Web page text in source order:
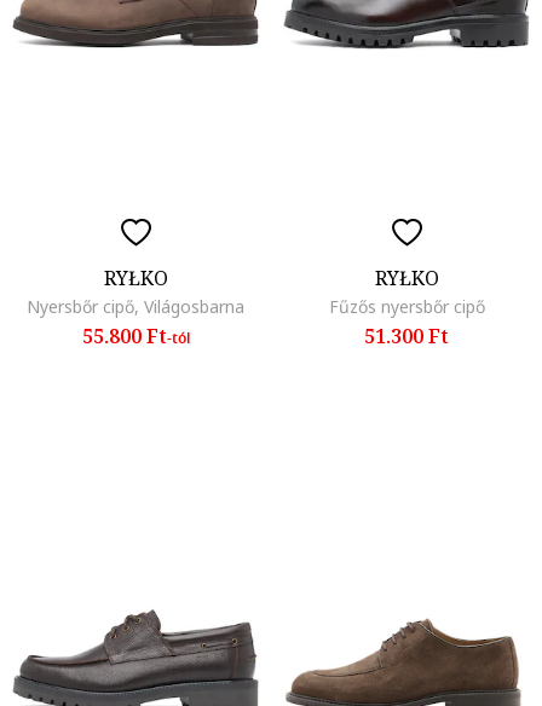
RYŁKO
Nyersbőr cipő, Világosbarna
55.800 Ft-tól
RYŁKO
Fűzős nyersbőr cipő
51.300 Ft